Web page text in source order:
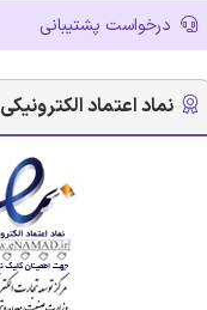
درخواست پشتیبانی
نماد اعتماد الکترونیکی